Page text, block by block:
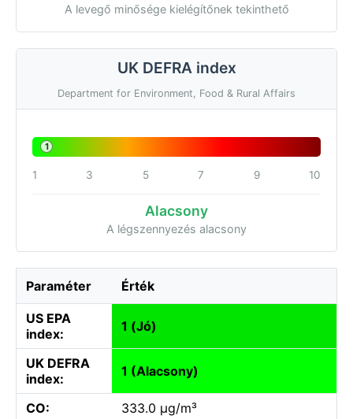
A levegő minősége kielégítőnek tekinthető
UK DEFRA index
Department for Environment, Food & Rural Affairs
1
1 3 5 7 9 10
Alacsony
A légszennyezés alacsony
Paraméter Érték
US EPA
index:
1 (Jó)
UK DEFRA
index:
1 (Alacsony)
CO:
333.0 µg/m³